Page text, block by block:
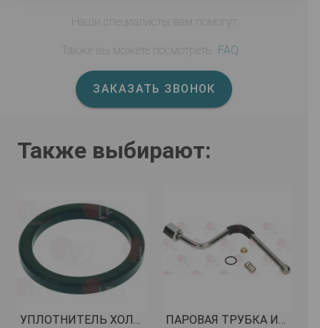
Наши специалисты вам помогут
Также вы можете посмотреть FAQ
ЗАКАЗАТЬ ЗВОНОК
Также выбирают:
УПЛОТНИТЕЛЬ ХОЛДЕРА ø 72x58x7 мм КОД: 1186837 ПАРОВАЯ ТРУБКА ИЗ НЕРЖАВЕЮЩЕЙ СТАЛИ ø 10 мм В КОМПЛЕКТЕ КОД: 1549027